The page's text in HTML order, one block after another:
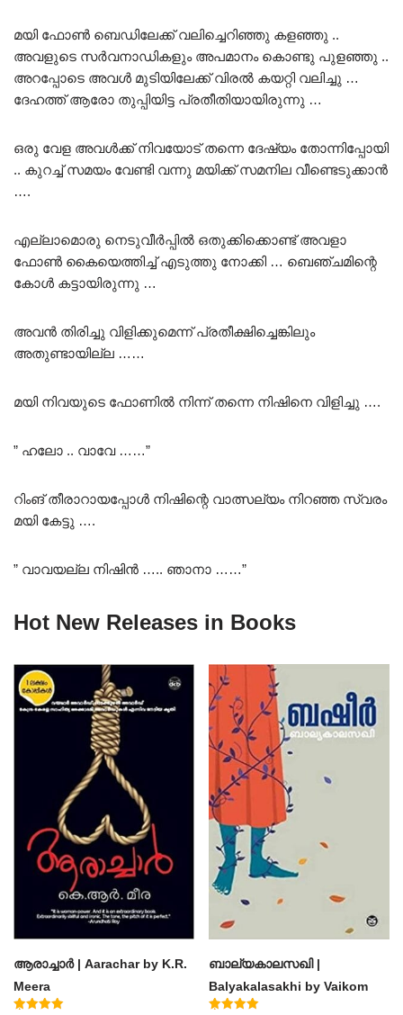
മയി ഫോൺ ബെഡിലേക്ക് വലിച്ചെറിഞ്ഞു കളഞ്ഞു ..
അവളുടെ സർവനാഡികളും അപമാനം കൊണ്ടു പുളഞ്ഞു ..
അറപ്പോടെ അവൾ മുടിയിലേക്ക് വിരൽ കയറ്റി വലിച്ചു …
ദേഹത്ത് ആരോ തുപ്പിയിട്ട പ്രതീതിയായിരുന്നു …
ഒരു വേള അവൾക്ക് നിവയോട് തന്നെ ദേഷ്യം തോന്നിപ്പോയി
.. കുറച്ച് സമയം വേണ്ടി വന്നു മയിക്ക് സമനില വീണ്ടെടുക്കാൻ
….
എല്ലാമൊരു നെടുവീർപ്പിൽ ഒതുക്കിക്കൊണ്ട് അവളാ
ഫോൺ കൈയെത്തിച്ച് എടുത്തു നോക്കി … ബെഞ്ചമിന്റെ
കോൾ കട്ടായിരുന്നു …
അവൻ തിരിച്ചു വിളിക്കുമെന്ന് പ്രതീക്ഷിച്ചെങ്കിലും
അതുണ്ടായില്ല ……
മയി നിവയുടെ ഫോണിൽ നിന്ന് തന്നെ നിഷിനെ വിളിച്ചു ….
” ഹലോ .. വാവേ ……”
റിംങ് തീരാറായപ്പോൾ നിഷിന്റെ വാത്സല്യം നിറഞ്ഞ സ്വരം
മയി കേട്ടു ….
” വാവയല്ല നിഷിൻ ….. ഞാനാ ……”
Hot New Releases in Books
ആരാച്ചാര്‍ | Aarachar by K.R.
Meera
ബാല്യകാലസഖി |
Balyakalasakhi by Vaikom
Muhammad Basheer